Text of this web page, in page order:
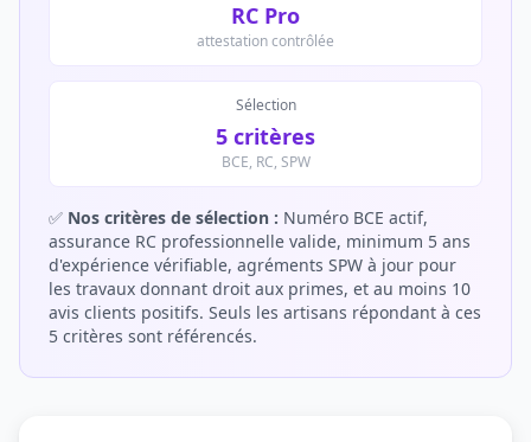
RC Pro
attestation contrôlée
Sélection
5 critères
BCE, RC, SPW
✅ Nos critères de sélection : Numéro BCE actif,
assurance RC professionnelle valide, minimum 5 ans
d'expérience vérifiable, agréments SPW à jour pour
les travaux donnant droit aux primes, et au moins 10
avis clients positifs. Seuls les artisans répondant à ces
5 critères sont référencés.